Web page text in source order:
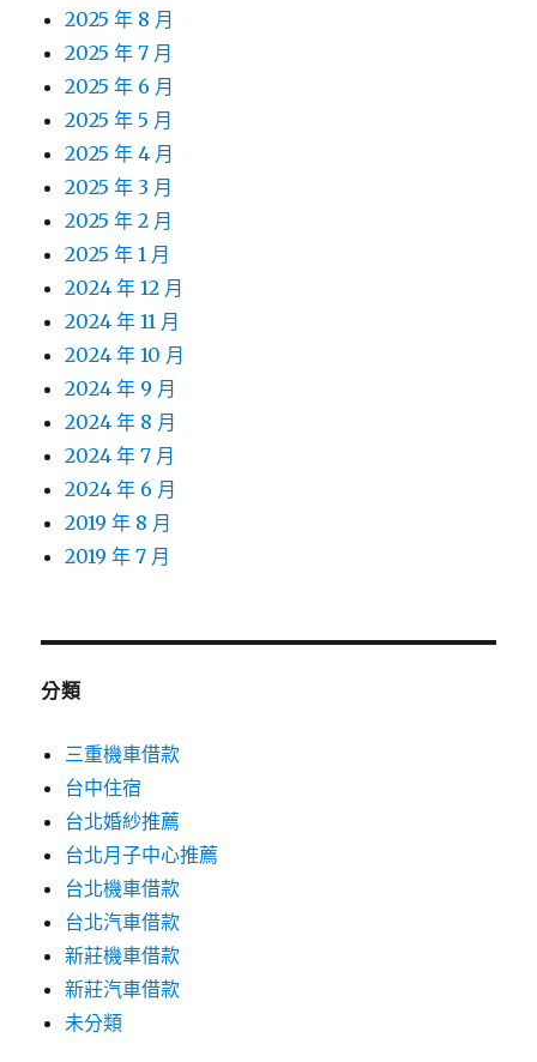
2025 年 8 月
2025 年 7 月
2025 年 6 月
2025 年 5 月
2025 年 4 月
2025 年 3 月
2025 年 2 月
2025 年 1 月
2024 年 12 月
2024 年 11 月
2024 年 10 月
2024 年 9 月
2024 年 8 月
2024 年 7 月
2024 年 6 月
2019 年 8 月
2019 年 7 月
分類
三重機車借款
台中住宿
台北婚紗推薦
台北月子中心推薦
台北機車借款
台北汽車借款
新莊機車借款
新莊汽車借款
未分類